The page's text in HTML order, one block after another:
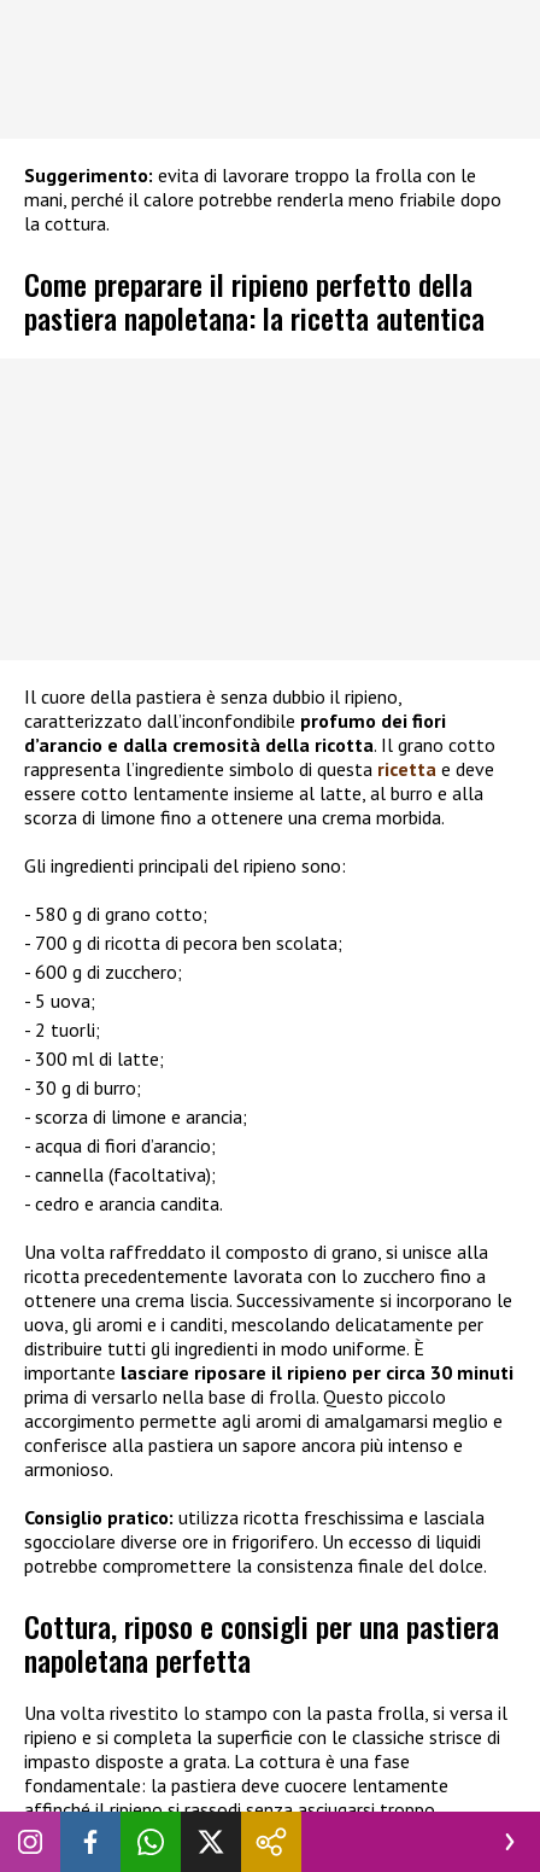
Suggerimento: evita di lavorare troppo la frolla con le
mani, perché il calore potrebbe renderla meno friabile dopo
la cottura.
Come preparare il ripieno perfetto della
pastiera napoletana: la ricetta autentica
Il cuore della pastiera è senza dubbio il ripieno,
caratterizzato dall’inconfondibile profumo dei fiori
d’arancio e dalla cremosità della ricotta. Il grano cotto
rappresenta l’ingrediente simbolo di questa ricetta e deve
essere cotto lentamente insieme al latte, al burro e alla
scorza di limone fino a ottenere una crema morbida.
Gli ingredienti principali del ripieno sono:
580 g di grano cotto;
700 g di ricotta di pecora ben scolata;
600 g di zucchero;
5 uova;
2 tuorli;
300 ml di latte;
30 g di burro;
scorza di limone e arancia;
acqua di fiori d’arancio;
cannella (facoltativa);
cedro e arancia candita.
Una volta raffreddato il composto di grano, si unisce alla
ricotta precedentemente lavorata con lo zucchero fino a
ottenere una crema liscia. Successivamente si incorporano le
uova, gli aromi e i canditi, mescolando delicatamente per
distribuire tutti gli ingredienti in modo uniforme. È
importante lasciare riposare il ripieno per circa 30 minuti
prima di versarlo nella base di frolla. Questo piccolo
accorgimento permette agli aromi di amalgamarsi meglio e
conferisce alla pastiera un sapore ancora più intenso e
armonioso.
Consiglio pratico: utilizza ricotta freschissima e lasciala
sgocciolare diverse ore in frigorifero. Un eccesso di liquidi
potrebbe compromettere la consistenza finale del dolce.
Cottura, riposo e consigli per una pastiera
napoletana perfetta
Una volta rivestito lo stampo con la pasta frolla, si versa il
ripieno e si completa la superficie con le classiche strisce di
impasto disposte a grata. La cottura è una fase
fondamentale: la pastiera deve cuocere lentamente
affinché il ripieno si rassodi senza asciugarsi troppo.
Indicativamente, la cottura avviene a
1
ora e 45 minuti o 2 ore, ma i tempi possono variare